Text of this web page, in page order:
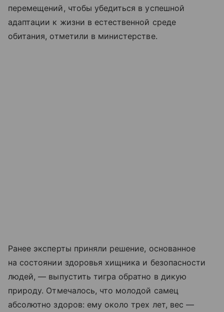
перемещений, чтобы убедиться в успешной
адаптации к жизни в естественной среде
обитания, отметили в министерстве.
Ранее эксперты приняли решение, основанное
на состоянии здоровья хищника и безопасности
людей, — выпустить тигра обратно в дикую
природу. Отмечалось, что молодой самец
абсолютно здоров: ему около трех лет, вес —